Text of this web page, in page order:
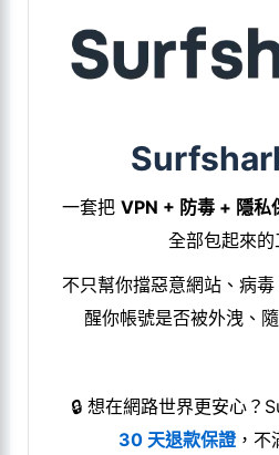
一套把 VPN + 防毒 + 隱私
全部包起來的
不只幫你擋惡意網站、病
醒你帳號是否被外洩、
🔒 想在網路世界更安心？
30 天退款保證，不